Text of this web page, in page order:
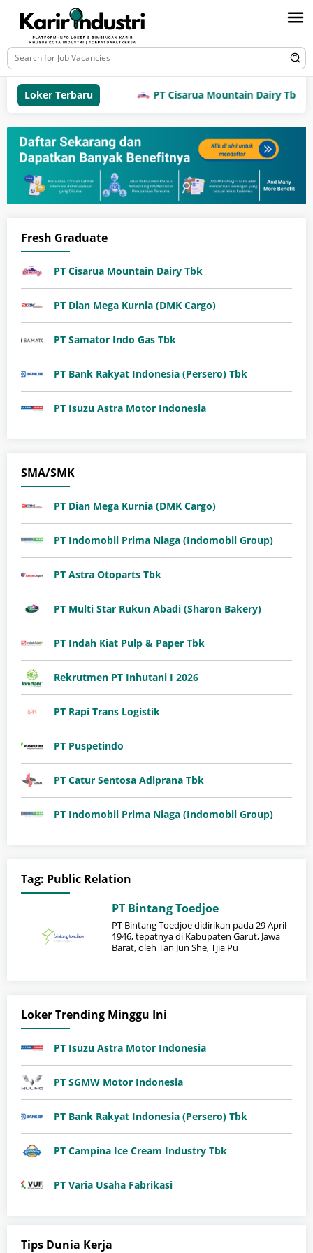
Loker Terbaru PT Cisarua Mountain Dairy Tbk
Fresh Graduate
PT Cisarua Mountain Dairy Tbk
PT Dian Mega Kurnia (DMK Cargo)
PT Samator Indo Gas Tbk
PT Bank Rakyat Indonesia (Persero) Tbk
PT Isuzu Astra Motor Indonesia
SMA/SMK
PT Dian Mega Kurnia (DMK Cargo)
PT Indomobil Prima Niaga (Indomobil Group)
PT Astra Otoparts Tbk
PT Multi Star Rukun Abadi (Sharon Bakery)
PT Indah Kiat Pulp & Paper Tbk
Rekrutmen PT Inhutani I 2026
PT Rapi Trans Logistik
PT Puspetindo
PT Catur Sentosa Adiprana Tbk
PT Indomobil Prima Niaga (Indomobil Group)
Tag: Public Relation
PT Bintang Toedjoe
PT Bintang Toedjoe didirikan pada 29 April
1946, tepatnya di Kabupaten Garut, Jawa
Barat, oleh Tan Jun She, Tjia Pu
Loker Trending Minggu Ini
PT Isuzu Astra Motor Indonesia
PT SGMW Motor Indonesia
PT Bank Rakyat Indonesia (Persero) Tbk
PT Campina Ice Cream Industry Tbk
PT Varia Usaha Fabrikasi
Tips Dunia Kerja